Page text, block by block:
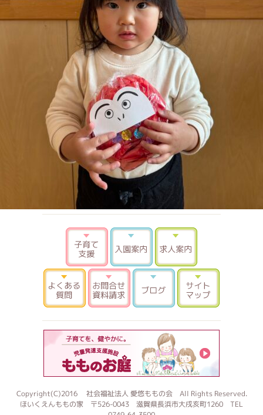
子育て支援入園案内
よくある質問お問合せ 資料請求
ブログ
Copyright(C)2016 社会福祉法人 愛悠ももの会 All Rights Reserved.
ほいくえんももの家 〒526-0043 滋賀県長浜市大戌亥町1260 TEL